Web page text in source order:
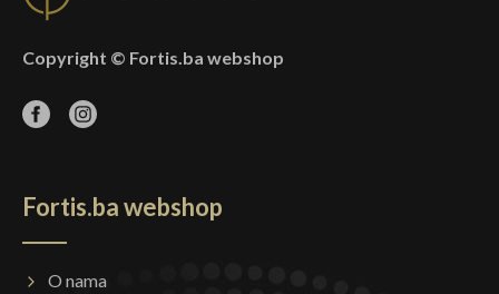
Copyright © Fortis.ba webshop
Fortis.ba webshop
O nama